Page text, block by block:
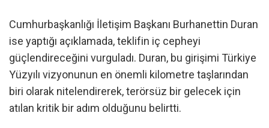
Cumhurbaşkanlığı İletişim Başkanı Burhanettin Duran
ise yaptığı açıklamada, teklifin iç cepheyi
güçlendireceğini vurguladı. Duran, bu girişimi Türkiye
Yüzyılı vizyonunun en önemli kilometre taşlarından
biri olarak nitelendirerek, terörsüz bir gelecek için
atılan kritik bir adım olduğunu belirtti.